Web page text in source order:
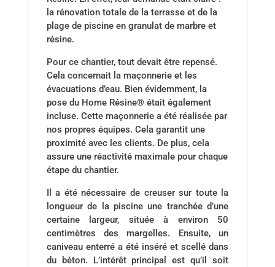
la rénovation totale de la terrasse et de la
plage de piscine en granulat de marbre et
résine.
Pour ce chantier, tout devait être repensé.
Cela concernait la maçonnerie et les
évacuations d’eau. Bien évidemment, la
pose du Home Résine® était également
incluse. Cette maçonnerie a été réalisée par
nos propres équipes. Cela garantit une
proximité avec les clients. De plus, cela
assure une réactivité maximale pour chaque
étape du chantier.
Il a été nécessaire de creuser sur toute la
longueur de la piscine une tranchée d’une
certaine largeur, située à environ 50
centimètres des margelles. Ensuite, un
caniveau enterré a été inséré et scellé dans
du béton. L’intérêt principal est qu’il soit